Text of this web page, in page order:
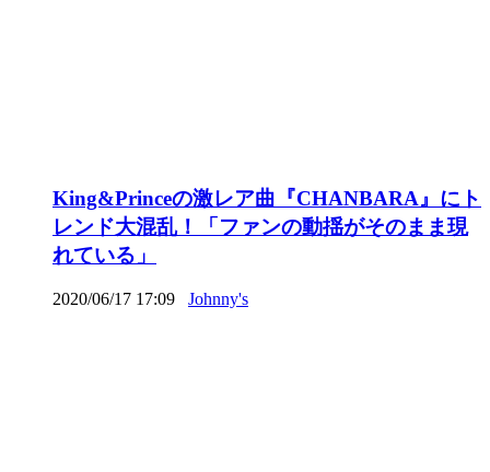
King&Princeの激レア曲『CHANBARA』にト
レンド大混乱！「ファンの動揺がそのまま現
れている」
2020/06/17 17:09 Johnny's